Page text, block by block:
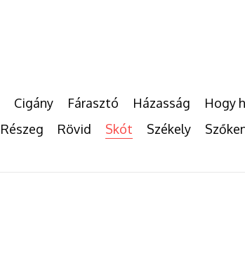
Cigány Fárasztó Házasság
Hogy
Részeg Rövid Skót Székely